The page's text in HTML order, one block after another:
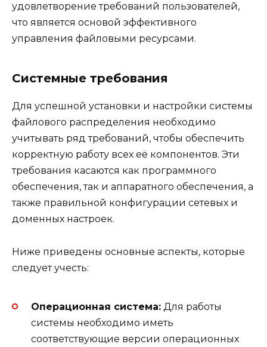
удовлетворение требований пользователей,
что является основой эффективного
управления файловыми ресурсами.
Системные требования
Для успешной установки и настройки системы
файлового распределения необходимо
учитывать ряд требований, чтобы обеспечить
корректную работу всех её компонентов. Эти
требования касаются как программного
обеспечения, так и аппаратного обеспечения, а
также правильной конфигурации сетевых и
доменных настроек.
Ниже приведены основные аспекты, которые
следует учесть:
Операционная система: Для работы
системы необходимо иметь
соответствующие версии операционных